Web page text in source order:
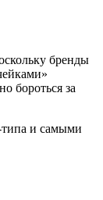
бренды
бороться за
типа и самыми